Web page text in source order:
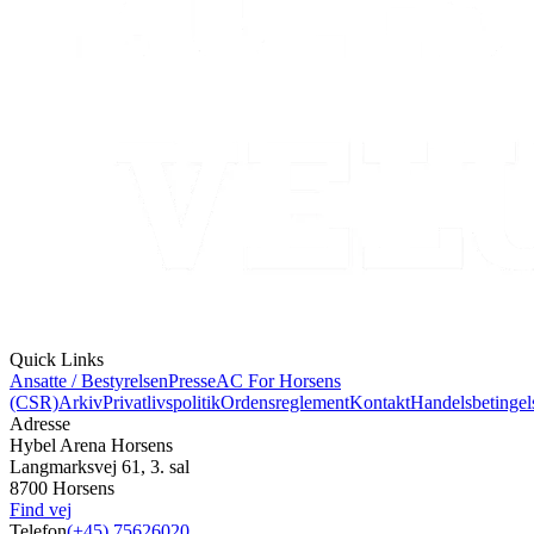
Quick Links
Ansatte / BestyrelsenPresseAC For Horsens
(CSR)ArkivPrivatlivspolitikOrdensreglementKontakt
Adresse
Hybel Arena Horsens
Langmarksvej 61, 3. sal
8700 Horsens
Find vej